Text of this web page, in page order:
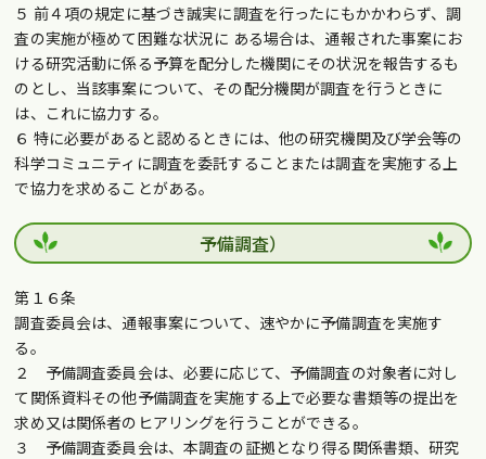
５ 前４項の規定に基づき誠実に調査を行ったにもかかわらず、調
査の実施が極めて困難な状況に ある場合は、通報された事案にお
ける研究活動に係る予算を配分した機関にその状況を報告するも
のとし、当該事案について、その配分機関が調査を行うときに
は、これに協力する。
６ 特に必要があると認めるときには、他の研究機関及び学会等の
科学コミュニティに調査を委託することまたは調査を実施する上
で協力を求めることがある。
予備調査）
第１６条
調査委員会は、通報事案について、速やかに予備調査を実施す
る。
２ 予備調査委員会は、必要に応じて、予備調査の対象者に対し
て関係資料その他予備調査を実施する上で必要な書類等の提出を
求め又は関係者のヒアリングを行うことができる。
３ 予備調査委員会は、本調査の証拠となり得る関係書類、研究